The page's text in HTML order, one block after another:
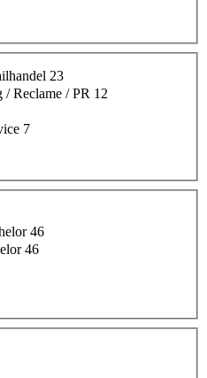
23
/ Reclame / PR 12
7
46
46